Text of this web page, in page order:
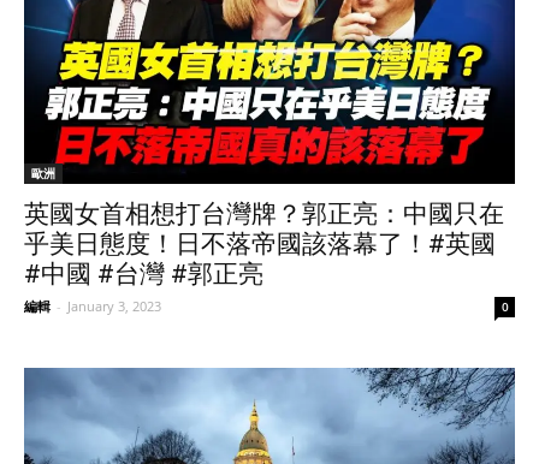
歐洲
英國女首相想打台灣牌？郭正亮：中國只在
乎美日態度！日不落帝國該落幕了！#英國
#中國 #台灣 #郭正亮
編輯 - January 3, 2023 0